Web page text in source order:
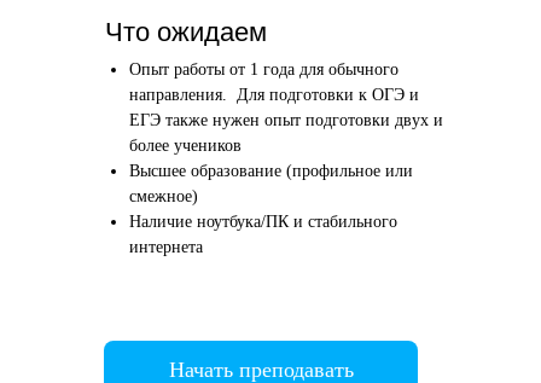
Начать преподавать
Что ожидаем
Опыт работы от 1 года для обычного
направления. Для подготовки к ОГЭ и
ЕГЭ также нужен опыт подготовки двух и
более учеников
Высшее образование (профильное или
смежное)
Наличие ноутбука/ПК и стабильного
интернета
Начать преподавать